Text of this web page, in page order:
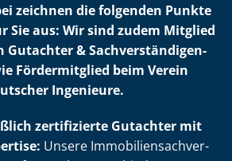
zeichnen die folgenden Punkte
Sie aus: Wir sind zudem Mitglied
Gutachter & Sach­ver­stän­di­gen­
Fördermitglied beim Verein
Ingenieure.
zertifizierte Gutachter mit
Unsere Im­mo­bi­li­en­sach­ver­